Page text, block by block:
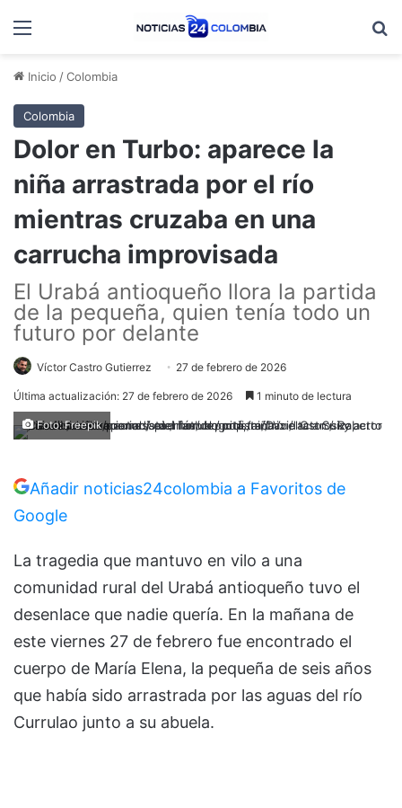
Menú
Inicio /Colombia
Colombia
Dolor en Turbo: aparece la
niña arrastrada por el río
mientras cruzaba en una
carrucha improvisada
El Urabá antioqueño llora la partida
de la pequeña, quien tenía todo un
futuro por delante
Víctor Castro Gutierrez 27 de febrero de 2026
Última actualización: 27 de febrero de 2026 1 minuto de lectura
Foto: Freepik
Añadir noticias24colombia a Favoritos de
Google
La tragedia que mantuvo en vilo a una
comunidad rural del Urabá antioqueño tuvo el
desenlace que nadie quería. En la mañana de
este viernes 27 de febrero fue encontrado el
cuerpo de María Elena, la pequeña de seis años
que había sido arrastrada por las aguas del río
Currulao junto a su abuela.